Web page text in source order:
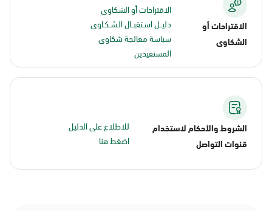
الاقتراحات أو
الشكاوى
الاقتراحات أو الشكاوى
دليــل اسـتقبــال الـشـكـاوى
سياسة معالجة شكاوى
المستفيدين
الشروط والأحكام لاستخدام
قنوات التواصل
للاطلاع على الدليل
اضغط هنا